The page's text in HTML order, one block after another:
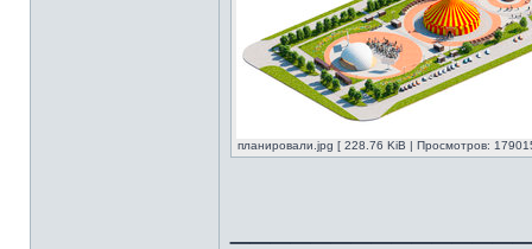
планировали.jpg [ 228.76 KiB | Просмотров: